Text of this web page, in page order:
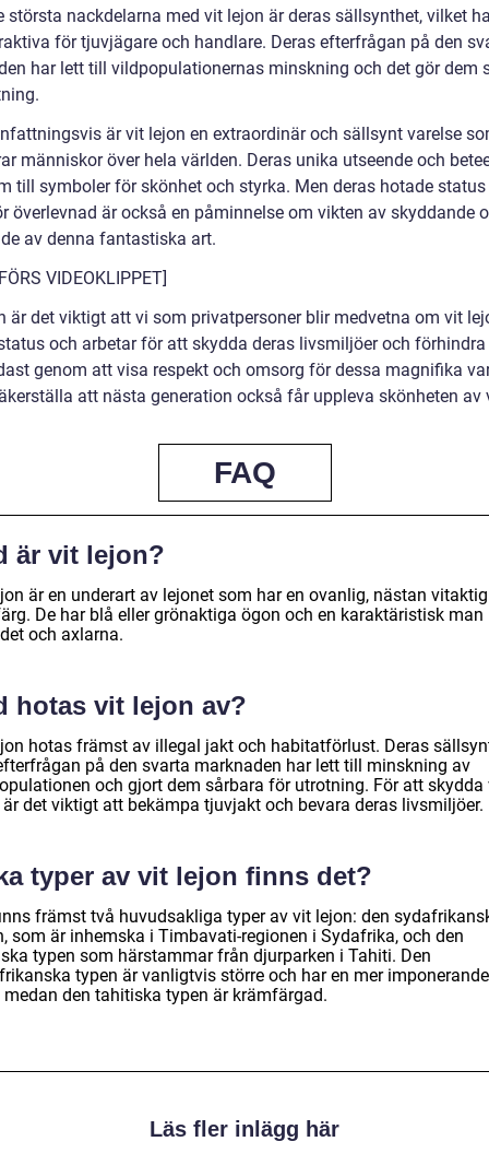
största nackdelarna med vit lejon är deras sällsynthet, vilket
för tjuvjägare och handlare. Deras efterfrågan på den
har lett till vildpopulationernas minskning och det gör dem
är vit lejon en extraordinär och sällsynt varelse
människor över hela världen. Deras unika utseende och
till symboler för skönhet och styrka. Men deras hotade
överlevnad är också en påminnelse om vikten av skyddande
av denna fantastiska art.
VIDEOKLIPPET]
är det viktigt att vi som privatpersoner blir medvetna om vit
och arbetar för att skydda deras livsmiljöer och
genom att visa respekt och omsorg för dessa magnifika
att nästa generation också får uppleva skönheten av
FAQ
är vit lejon?
är en underart av lejonet som har en ovanlig, nästan vitaktig
De har blå eller grönaktiga ögon och en karaktäristisk man
och axlarna.
hotas vit lejon av?
hotas främst av illegal jakt och habitatförlust. Deras
på den svarta marknaden har lett till minskning av
och gjort dem sårbara för utrotning. För att skydda
det viktigt att bekämpa tjuvjakt och bevara deras livsmiljöer.
typer av vit lejon finns det?
främst två huvudsakliga typer av vit lejon: den
som är inhemska i Timbavati-regionen i Sydafrika, och den
typen som härstammar från djurparken i Tahiti. Den
typen är vanligtvis större och har en mer imponerande
medan den tahitiska typen är krämfärgad.
Läs fler inlägg här